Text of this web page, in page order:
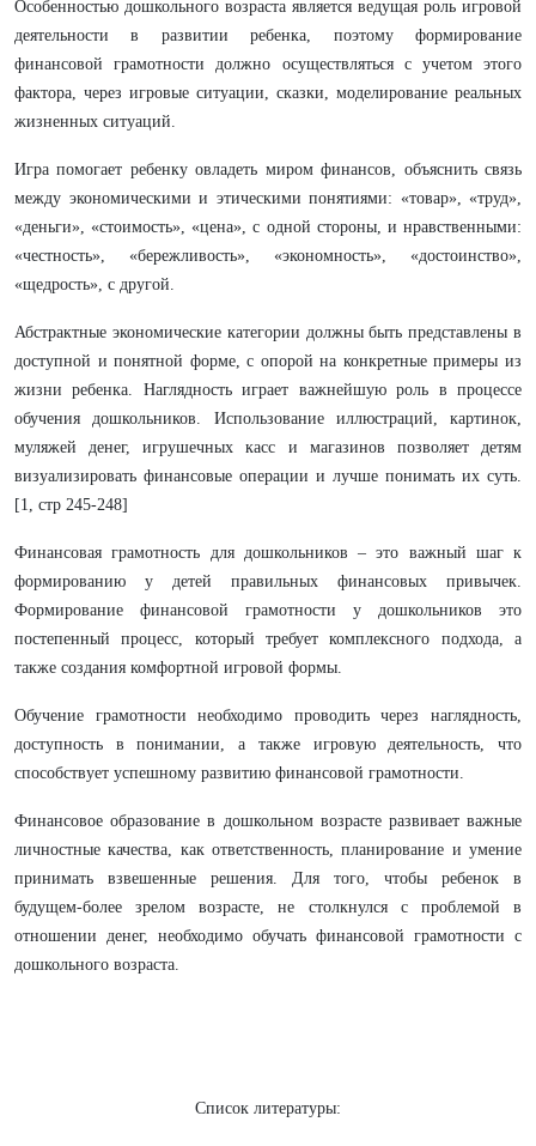
Особенностью дошкольного возраста является ведущая роль игровой
деятельности в развитии ребенка, поэтому формирование
финансовой грамотности должно осуществляться с учетом этого
фактора, через игровые ситуации, сказки, моделирование реальных
жизненных ситуаций.
Игра помогает ребенку овладеть миром финансов, объяснить связь
между экономическими и этическими понятиями: «товар», «труд»,
«деньги», «стоимость», «цена», с одной стороны, и нравственными:
«честность», «бережливость», «экономность», «достоинство»,
«щедрость», с другой.
Абстрактные экономические категории должны быть представлены в
доступной и понятной форме, с опорой на конкретные примеры из
жизни ребенка. Наглядность играет важнейшую роль в процессе
обучения дошкольников. Использование иллюстраций, картинок,
муляжей денег, игрушечных касс и магазинов позволяет детям
визуализировать финансовые операции и лучше понимать их суть.
[1, стр 245-248]
Финансовая грамотность для дошкольников – это важный шаг к
формированию у детей правильных финансовых привычек.
Формирование финансовой грамотности у дошкольников это
постепенный процесс, который требует комплексного подхода, а
также создания комфортной игровой формы.
Обучение грамотности необходимо проводить через наглядность,
доступность в понимании, а также игровую деятельность, что
способствует успешному развитию финансовой грамотности.
Финансовое образование в дошкольном возрасте развивает важные
личностные качества, как ответственность, планирование и умение
принимать взвешенные решения. Для того, чтобы ребенок в
будущем-более зрелом возрасте, не столкнулся с проблемой в
отношении денег, необходимо обучать финансовой грамотности с
дошкольного возраста.
Список литературы: